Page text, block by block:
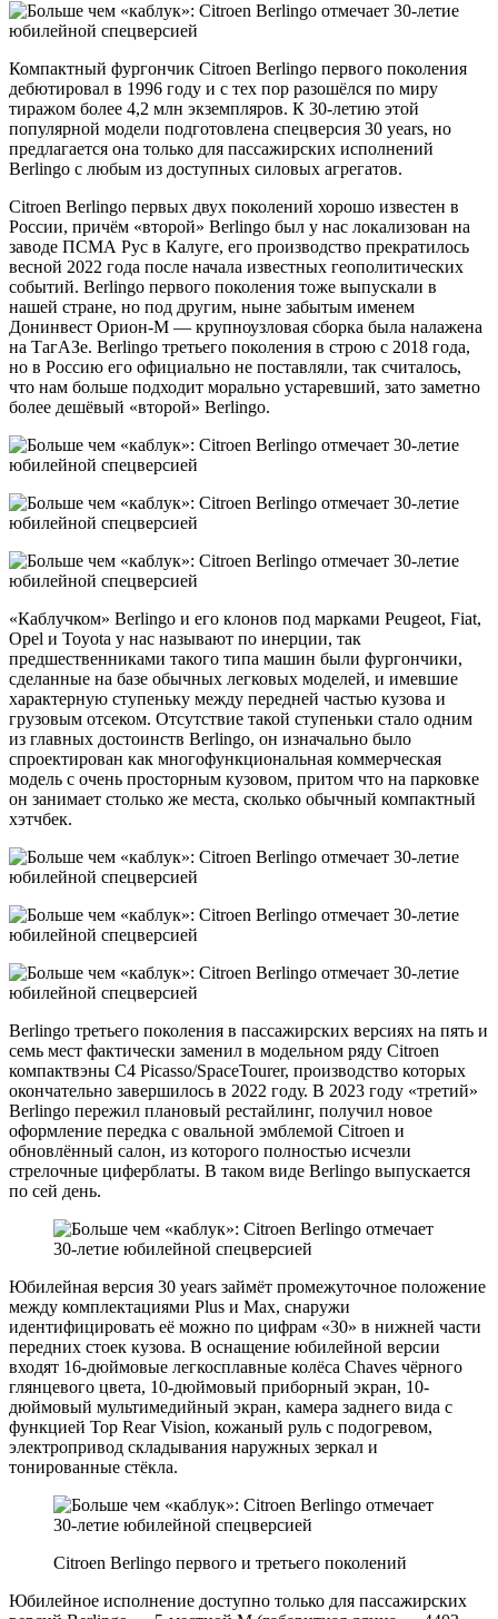
Компактный фургончик Citroen Berlingo первого поколения
дебютировал в 1996 году и с тех пор разошёлся по миру
тиражом более 4,2 млн экземпляров. К 30-летию этой
популярной модели подготовлена спецверсия 30 years, но
предлагается она только для пассажирских исполнений
Berlingo с любым из доступных силовых агрегатов.
Citroen Berlingo первых двух поколений хорошо известен в
России, причём «второй» Berlingo был у нас локализован на
заводе ПСМА Рус в Калуге, его производство прекратилось
весной 2022 года после начала известных геополитических
событий. Berlingo первого поколения тоже выпускали в
нашей стране, но под другим, ныне забытым именем
Донинвест Орион-М — крупноузловая сборка была налажена
на ТагАЗе. Berlingo третьего поколения в строю с 2018 года,
но в Россию его официально не поставляли, так считалось,
что нам больше подходит морально устаревший, зато заметно
более дешёвый «второй» Berlingo.
«Каблучком» Berlingo и его клонов под марками Peugeot, Fiat,
Opel и Toyota у нас называют по инерции, так
предшественниками такого типа машин были фургончики,
сделанные на базе обычных легковых моделей, и имевшие
характерную ступеньку между передней частью кузова и
грузовым отсеком. Отсутствие такой ступеньки стало одним
из главных достоинств Berlingo, он изначально было
спроектирован как многофункциональная коммерческая
модель с очень просторным кузовом, притом что на парковке
он занимает столько же места, сколько обычный компактный
хэтчбек.
Berlingo третьего поколения в пассажирских версиях на пять и
семь мест фактически заменил в модельном ряду Citroen
компактвэны C4 Picasso/SpaceTourer, производство которых
окончательно завершилось в 2022 году. В 2023 году «третий»
Berlingo пережил плановый рестайлинг, получил новое
оформление передка с овальной эмблемой Citroen и
обновлённый салон, из которого полностью исчезли
стрелочные циферблаты. В таком виде Berlingo выпускается
по сей день.
Юбилейная версия 30 years займёт промежуточное положение
между комплектациями Plus и Max, снаружи
идентифицировать её можно по цифрам «30» в нижней части
передних стоек кузова. В оснащение юбилейной версии
входят 16-дюймовые легкосплавные колёса Chaves чёрного
глянцевого цвета, 10-дюймовый приборный экран, 10-
дюймовый мультимедийный экран, камера заднего вида с
функцией Top Rear Vision, кожаный руль с подогревом,
электропривод складывания наружных зеркал и
тонированные стёкла.
Citroen Berlingo первого и третьего поколений
Юбилейное исполнение доступно только для пассажирских